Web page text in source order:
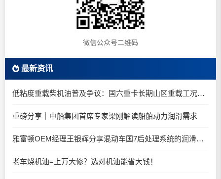
微信公众号二维码
最新资讯
低粘度重载柴机油普及争议：国六重卡长期山区重载工况是否适合0W-20柴油机油？
重磅分享｜中船集团首席专家梁刚解读船舶动力润滑需求
雅富顿OEM经理王银辉分享混动车国7后处理系统的润滑油要求
老车烧机油=上万大修？选对机油能省大钱！